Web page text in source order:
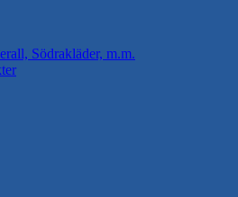
Södrakläder, m.m.